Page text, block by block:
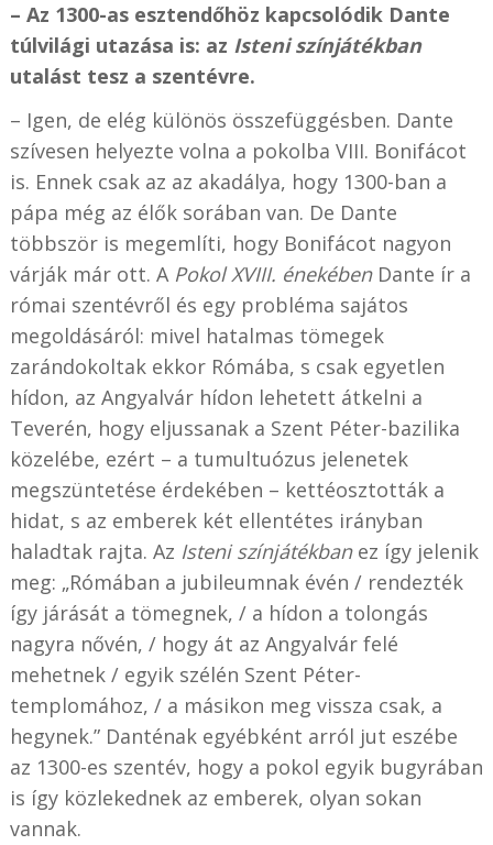
– Az 1300-as esztendőhöz kapcsolódik Dante
túlvilági utazása is: az Isteni színjátékban
utalást tesz a szentévre.
– Igen, de elég különös összefüggésben. Dante
szívesen helyezte volna a pokolba VIII. Bonifácot
is. Ennek csak az az akadálya, hogy 1300-ban a
pápa még az élők sorában van. De Dante
többször is megemlíti, hogy Bonifácot nagyon
várják már ott. A Pokol XVIII. énekében Dante ír a
római szentévről és egy probléma sajátos
megoldásáról: mivel hatalmas tömegek
zarándokoltak ekkor Rómába, s csak egyetlen
hídon, az Angyalvár hídon lehetett átkelni a
Teverén, hogy eljussanak a Szent Péter-bazilika
közelébe, ezért – a tumultuózus jelenetek
megszüntetése érdekében – kettéosztották a
hidat, s az emberek két ellentétes irányban
haladtak rajta. Az Isteni színjátékbanez így jelenik
meg: „Rómában a jubileumnak évén / rendezték
így járását a tömegnek, / a hídon a tolongás
nagyra nővén, / hogy át az Angyalvár felé
mehetnek / egyik szélén Szent Péter-
templomához, / a másikon meg vissza csak, a
hegynek.” Danténak egyébként arról jut eszébe
az 1300-es szentév, hogy a pokol egyik bugyrában
is így közlekednek az emberek, olyan sokan
vannak.